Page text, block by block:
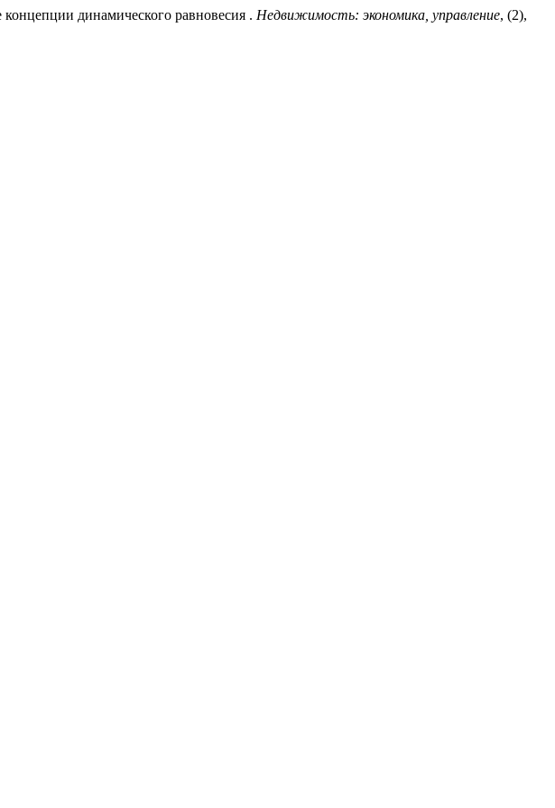
динамического равновесия . Недвижимость: экономика, управление, (2),